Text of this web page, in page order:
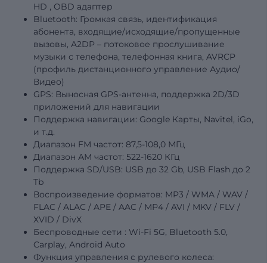
HD , OBD адаптер
Bluetooth: Громкая связь, идентификация
абонента, входящие/исходящие/пропущенные
вызовы, A2DP – потоковое прослушивание
музыки с телефона, телефонная книга, AVRCP
(профиль дистанционного управление Аудио/
Видео)
GPS: Выносная GPS-антенна, поддержка 2D/3D
приложений для навигации
Поддержка навигации: Google Карты, Navitel, iGo,
и т.д.
Диапазон FM частот: 87,5-108,0 МГц
Диапазон АМ частот: 522-1620 КГц
Поддержка SD/USB: USB до 32 Gb, USB Flash до 2
Tb
Воспроизведение форматов: MP3 / WMA / WAV /
FLAC / ALAC / APE / AAC / MP4 / AVI / MKV / FLV /
XVID / DivX
Беспроводные сети : Wi-Fi 5G, Bluetooth 5.0,
Carplay, Android Auto
Функция управления с рулевого колеса: